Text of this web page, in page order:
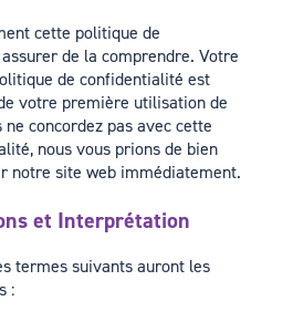
cette politique de
de la comprendre. Votre
de confidentialité est
votre première utilisation de
concordez pas avec cette
nous vous prions de bien
notre site web immédiatement.
et Interprétation
termes suivants auront les
: